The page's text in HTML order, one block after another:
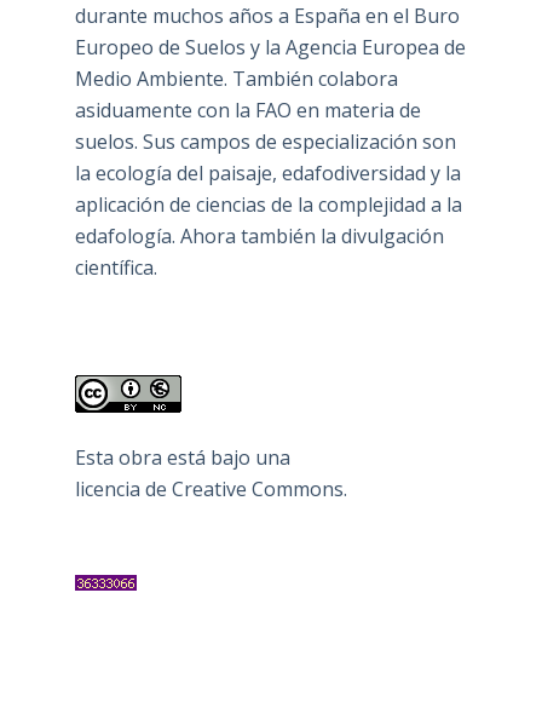
durante muchos años a España en el Buro
Europeo de Suelos y la Agencia Europea de
Medio Ambiente. También colabora
asiduamente con la FAO en materia de
suelos. Sus campos de especialización son
la ecología del paisaje, edafodiversidad y la
aplicación de ciencias de la complejidad a la
edafología. Ahora también la divulgación
científica.
Esta obra está bajo una
licencia de Creative Commons.